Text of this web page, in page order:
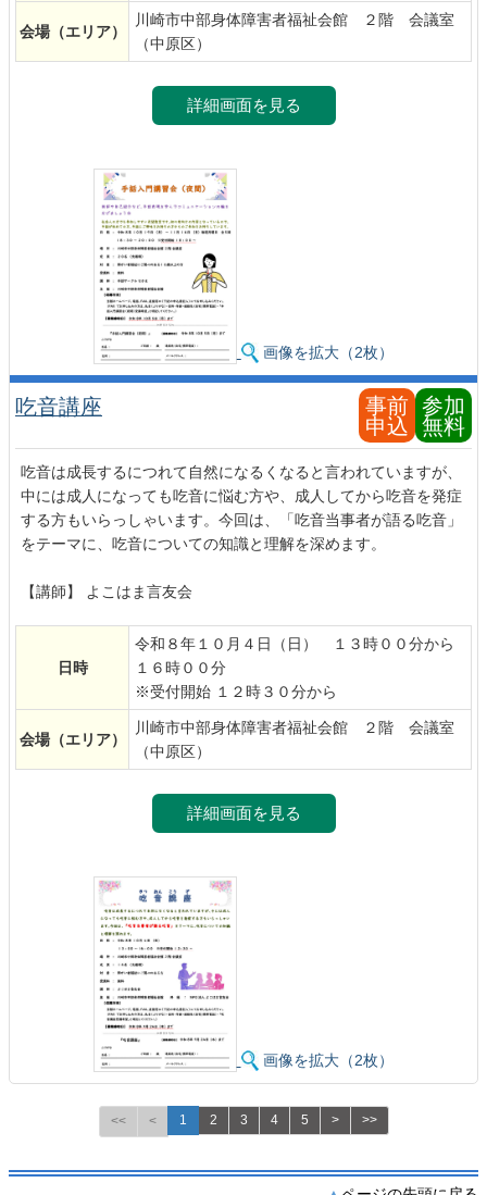
会場（エリア）
川崎市中部身体障害者福祉会館 ２階 会議室
（中原区）
詳細画面を見る
画像を拡大（2枚）
事前
申込
参加
無料
吃音講座
吃音は成長するにつれて自然になるくなると言われていますが、
中には成人になっても吃音に悩む方や、成人してから吃音を発症
する方もいらっしゃいます。今回は、「吃音当事者が語る吃音」
をテーマに、吃音についての知識と理解を深めます。
【講師】 よこはま言友会
日時
令和８年１０月４日（日） １３時００分から
１６時００分
※受付開始 １２時３０分から
会場（エリア）
川崎市中部身体障害者福祉会館 ２階 会議室
（中原区）
詳細画面を見る
画像を拡大（2枚）
<< < 1 2 3 4 5 > >>